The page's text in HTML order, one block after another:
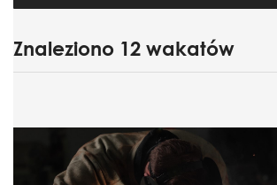
Znaleziono 12 wakatów